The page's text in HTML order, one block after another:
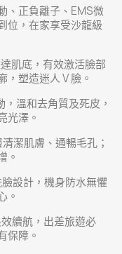
、正負離子、EMS微
位，在家享受沙龍級
肌底，有效激活臉部
塑造迷人 V 臉。
溫和去角質及死皮，
光澤。
潔肌膚、通暢毛孔；
。
設計，機身防水無懼
。
續航，出差旅遊必
保障。